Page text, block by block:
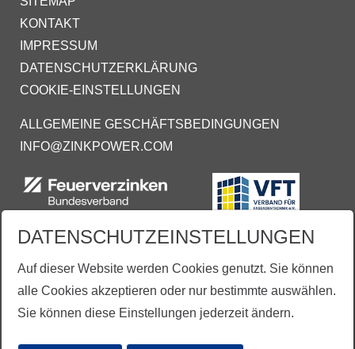
KONTAKT
IMPRESSUM
DATENSCHUTZERKLÄRUNG
COOKIE-EINSTELLUNGEN
ALLGEMEINE GESCHÄFTSBEDINGUNGEN
INFO@ZINKPOWER.COM
Sprachformen männlich, weiblich und divers (m/w/d) verzichtet.
DATENSCHUTZEINSTELLUNGEN
Auf dieser Website werden Cookies genutzt. Sie können
alle Cookies akzeptieren oder nur bestimmte auswählen.
Sie können diese Einstellungen jederzeit ändern.